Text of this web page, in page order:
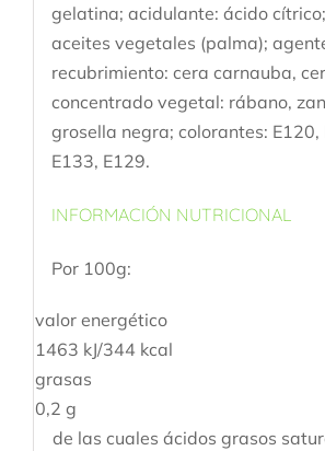
gelatina; acidulante: ácido
aceites vegetales (palma);
recubrimiento: cera carnauba,
concentrado vegetal: rábano,
grosella negra; colorantes: E120,
E133, E129.
INFORMACIÓN NUTRICIONAL
Por 100g:
valor energético
1463 kJ/344 kcal
grasas
0,2 g
de las cuales ácidos grasos